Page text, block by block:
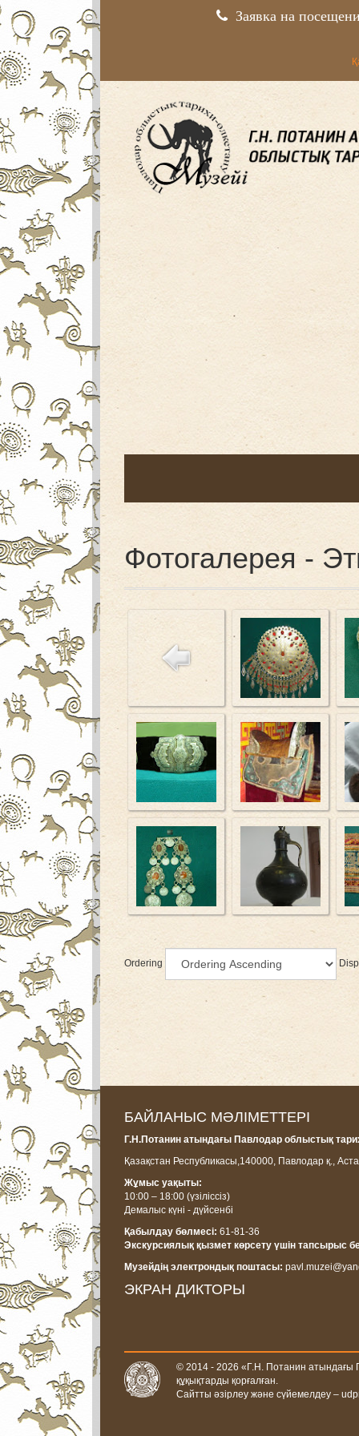
Заявка на
Фотогалерея -
Ordering
БАЙЛАНЫС МӘЛІМЕТТЕРІ
Г.Н.Потанин атындағы Павлодар облыстық
Қазақстан Республикасы,140000, Павлодар қ.,
Жұмыс уақыты:
10:00 – 18:00 (үзіліссіз)
Демалыс күні - дүйсенбі
Қабылдау бөлмесі: 61-81-36
Экскурсиялық қызмет көрсету үшін тапсырыс
Музейдің электрондық поштасы:
ЭКРАН ДИКТОРЫ
© 2014 - 2026 «Г.Н. Потанин атындағы
құқықтарды қорғалған.
Сайтты әзірлеу және сүйемелдеу –